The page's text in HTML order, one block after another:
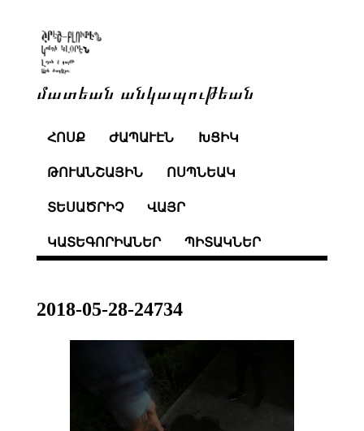
մատեան անկապութեան
ՀՈՍՔ ԺԱՊԱՒԷՆ ԽՑԻԿ
ԹՈՒԱՆՇԱՅԻՆ ՈՍՊՆԵԱԿ
ՏԵՍԱԾՐԻՉ ՎԱՅՐ
ԿԱՏԵԳՈՐԻԱՆԵՐ ՊԻՏԱԿՆԵՐ
2018-05-28-24734